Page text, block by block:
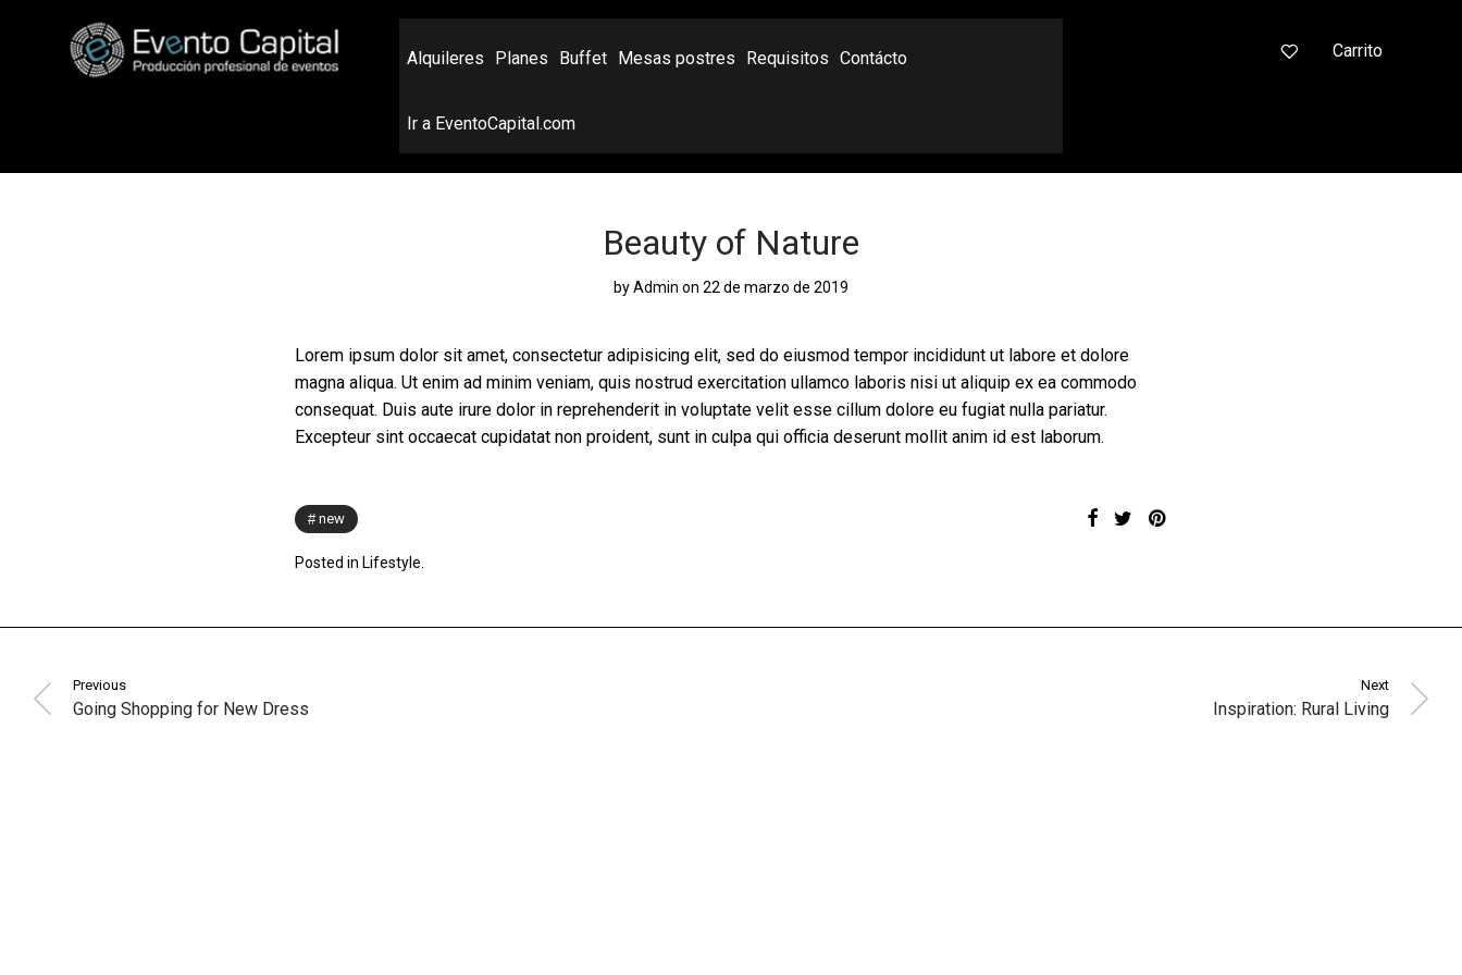
Alquileres Planes Buffet Mesas postres Requisitos Contácto
Ir a EventoCapital.com
Carrito
Beauty of Nature
byAdmin on 22 de marzo de 2019
Lorem ipsum dolor sit amet, consectetur adipisicing elit, sed do eiusmod tempor incididunt ut labore et dolore
magna aliqua. Ut enim ad minim veniam, quis nostrud exercitation ullamco laboris nisi ut aliquip ex ea commodo
consequat. Duis aute irure dolor in reprehenderit in voluptate velit esse cillum dolore eu fugiat nulla pariatur.
Excepteur sint occaecat cupidatat non proident, sunt in culpa qui officia deserunt mollit anim id est laborum.
new
Posted in Lifestyle
Previous
Going Shopping for New Dress
Next
Inspiration: Rural Living